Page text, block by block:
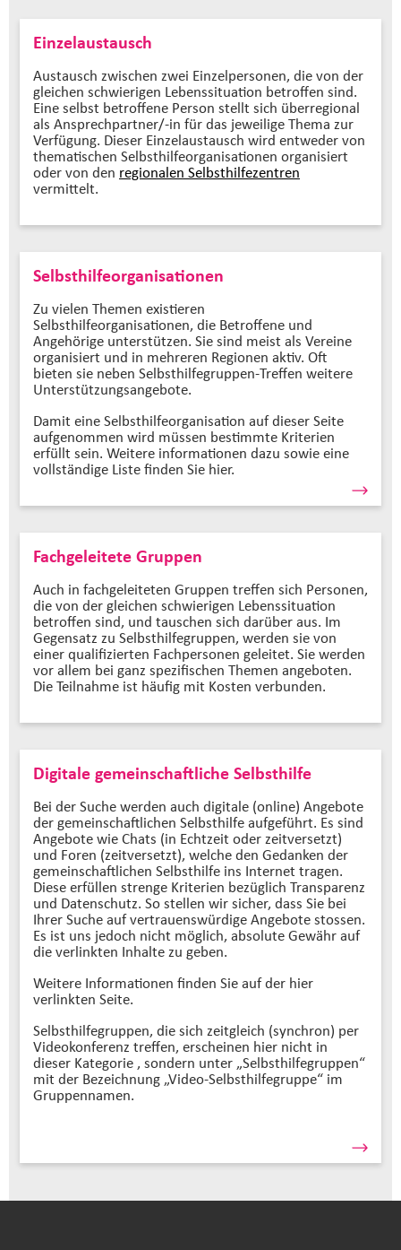
Einzelaustausch
Austausch zwischen zwei Einzelpersonen, die von der
gleichen schwierigen Lebenssituation betroffen sind.
Eine selbst betroffene Person stellt sich überregional
als Ansprechpartner/-in für das jeweilige Thema zur
Verfügung. Dieser Einzelaustausch wird entweder von
thematischen Selbsthilfeorganisationen organisiert
oder von den regionalen Selbsthilfezentren
vermittelt.
Selbsthilfeorganisationen
Zu vielen Themen existieren
Selbsthilfeorganisationen, die Betroffene und
Angehörige unterstützen. Sie sind meist als Vereine
organisiert und in mehreren Regionen aktiv. Oft
bieten sie neben Selbsthilfegruppen-Treffen weitere
Unterstützungsangebote.
Damit eine Selbsthilfeorganisation auf dieser Seite
aufgenommen wird müssen bestimmte Kriterien
erfüllt sein. Weitere informationen dazu sowie eine
vollständige Liste finden Sie hier.
Fachgeleitete Gruppen
Auch in fachgeleiteten Gruppen treffen sich Personen,
die von der gleichen schwierigen Lebenssituation
betroffen sind, und tauschen sich darüber aus. Im
Gegensatz zu Selbsthilfegruppen, werden sie von
einer qualifizierten Fachpersonen geleitet. Sie werden
vor allem bei ganz spezifischen Themen angeboten.
Die Teilnahme ist häufig mit Kosten verbunden.
Digitale gemeinschaftliche Selbsthilfe
Bei der Suche werden auch digitale (online) Angebote
der gemeinschaftlichen Selbsthilfe aufgeführt. Es sind
Angebote wie Chats (in Echtzeit oder zeitversetzt)
und Foren (zeitversetzt), welche den Gedanken der
gemeinschaftlichen Selbsthilfe ins Internet tragen.
Diese erfüllen strenge Kriterien bezüglich Transparenz
und Datenschutz. So stellen wir sicher, dass Sie bei
Ihrer Suche auf vertrauenswürdige Angebote stossen.
Es ist uns jedoch nicht möglich, absolute Gewähr auf
die verlinkten Inhalte zu geben.
Weitere Informationen finden Sie auf der hier
verlinkten Seite.
Selbsthilfegruppen, die sich zeitgleich (synchron) per
Videokonferenz treffen, erscheinen hier nicht in
dieser Kategorie , sondern unter „Selbsthilfegruppen“
mit der Bezeichnung „Video-Selbsthilfegruppe“ im
Gruppennamen.